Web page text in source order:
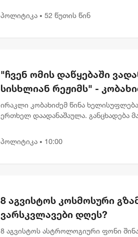
საზოგადოებაში მიმ...
პოლიტიკა • 52 წუთის წინ
"ჩვენ ომის დაწყებაში
სისხლიან რეჟიმს" -
აგვისტოს ძმათა
ირაკლი კობახიძემ წინა
ერთხელ დაადანაშაულა. განცხადება
სააკაშვილ...
პოლიტიკა • 10:00
8 აგვისტოს კოსმოსური
ვარსკვლავები დღეს?
8 აგვისტოს ასტროლოგიური ფონი